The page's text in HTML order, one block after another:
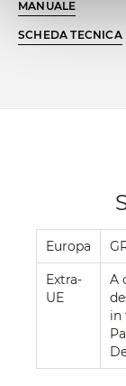
MANUALE
SCHEDA TECNICA
Europa
Extra-
UE
A
in